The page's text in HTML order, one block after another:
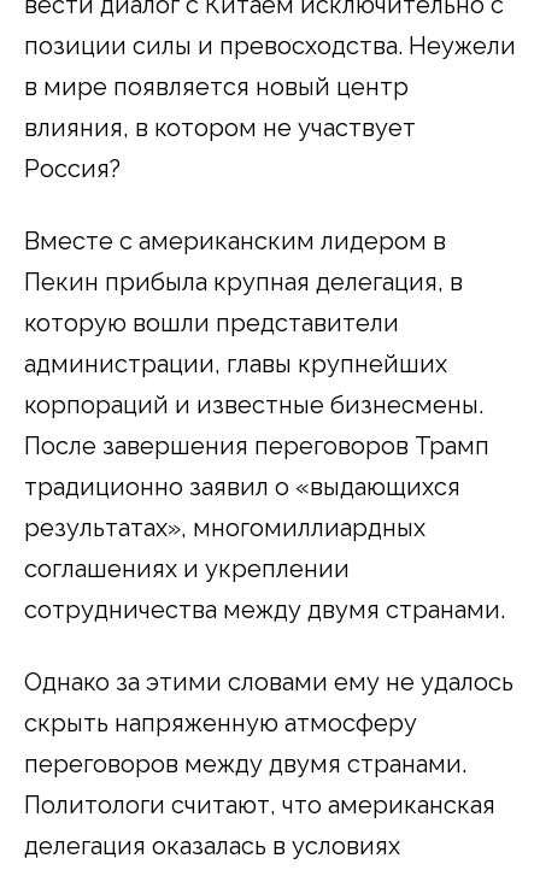
позиции силы и превосходства. Неужели
в мире появляется новый центр
влияния, в котором не участвует
Россия?
Вместе с американским лидером в
Пекин прибыла крупная делегация, в
которую вошли представители
администрации, главы крупнейших
корпораций и известные бизнесмены.
После завершения переговоров Трамп
традиционно заявил о «выдающихся
результатах», многомиллиардных
соглашениях и укреплении
сотрудничества между двумя странами.
Однако за этими словами ему не удалось
скрыть напряженную атмосферу
переговоров между двумя странами.
Политологи считают, что американская
делегация оказалась в условиях